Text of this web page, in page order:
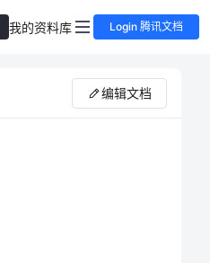
我的资料库 Login 腾讯文档
编辑文档